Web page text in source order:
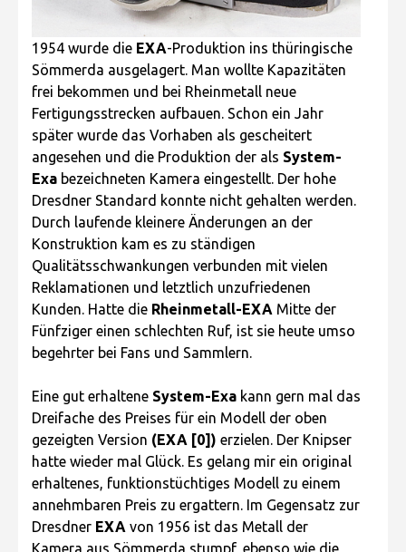
1954 wurde die EXA-Produktion ins thüringische
Sömmerda ausgelagert. Man wollte Kapazitäten
frei bekommen und bei Rheinmetall neue
Fertigungsstrecken aufbauen. Schon ein Jahr
später wurde das Vorhaben als gescheitert
angesehen und die Produktion der als System-
Exa bezeichneten Kamera eingestellt. Der hohe
Dresdner Standard konnte nicht gehalten werden.
Durch laufende kleinere Änderungen an der
Konstruktion kam es zu ständigen
Qualitätsschwankungen verbunden mit vielen
Reklamationen und letztlich unzufriedenen
Kunden. Hatte die Rheinmetall-EXA Mitte der
Fünfziger einen schlechten Ruf, ist sie heute umso
begehrter bei Fans und Sammlern.
Eine gut erhaltene System-Exa kann gern mal das
Dreifache des Preises für ein Modell der oben
gezeigten Version (EXA [0]) erzielen. Der Knipser
hatte wieder mal Glück. Es gelang mir ein original
erhaltenes, funktionstüchtiges Modell zu einem
annehmbaren Preis zu ergattern. Im Gegensatz zur
Dresdner EXA von 1956 ist das Metall der
Kamera aus Sömmerda stumpf, ebenso wie die